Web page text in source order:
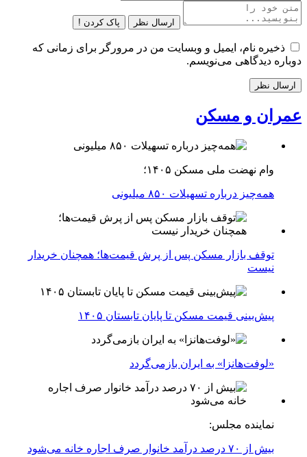
ارسال نظر پاک کردن !
ذخیره نام، ایمیل و وبسایت من در مرورگر برای زمانی که
دوباره دیدگاهی می‌نویسم.
عمران و مسکن
وام نهضت ملی مسکن ۱۴۰۵؛
همه‌چیز درباره تسهیلات ۸۵۰ میلیونی
توقف بازار مسکن پس از پرش قیمت‌ها؛ همچنان خریدار
نیست
پیش‌بینی قیمت مسکن تا پایان تابستان ۱۴۰۵
«لوفت‌هانزا» به ایران بازمی‌گردد
نماینده مجلس:
بیش از ۷۰ درصد درآمد خانوار صرف اجاره خانه می‌شود